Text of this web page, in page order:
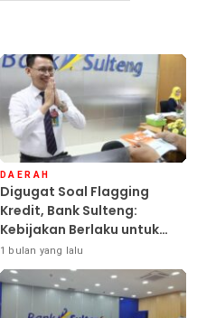
DAERAH
Digugat Soal Flagging
Kredit, Bank Sulteng:
Kebijakan Berlaku untuk
Seluruh Debitur ASN
1 bulan yang lalu